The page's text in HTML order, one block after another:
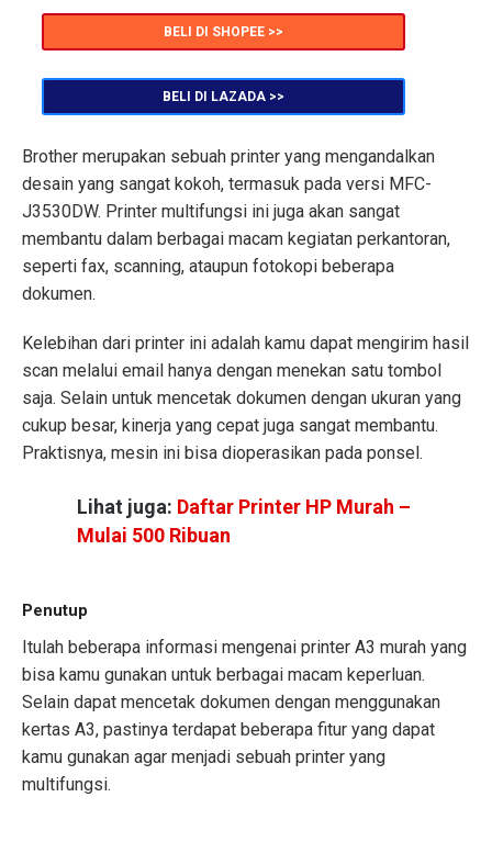
BELI DI SHOPEE >>
BELI DI LAZADA >>
Brother merupakan sebuah printer yang mengandalkan
desain yang sangat kokoh, termasuk pada versi MFC-
J3530DW. Printer multifungsi ini juga akan sangat
membantu dalam berbagai macam kegiatan perkantoran,
seperti fax, scanning, ataupun fotokopi beberapa
dokumen.
Kelebihan dari printer ini adalah kamu dapat mengirim hasil
scan melalui email hanya dengan menekan satu tombol
saja. Selain untuk mencetak dokumen dengan ukuran yang
cukup besar, kinerja yang cepat juga sangat membantu.
Praktisnya, mesin ini bisa dioperasikan pada ponsel.
Lihat juga: Daftar Printer HP Murah –
Mulai 500 Ribuan
Penutup
Itulah beberapa informasi mengenai printer A3 murah yang
bisa kamu gunakan untuk berbagai macam keperluan.
Selain dapat mencetak dokumen dengan menggunakan
kertas A3, pastinya terdapat beberapa fitur yang dapat
kamu gunakan agar menjadi sebuah printer yang
multifungsi.